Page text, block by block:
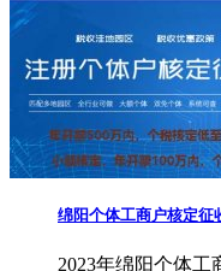
绵阳个体工商户核定征
2023年绵阳个体